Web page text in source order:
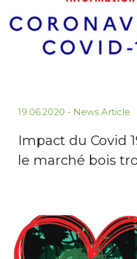
19.06.2020 - News Article
Impact du Covid
le marché bois